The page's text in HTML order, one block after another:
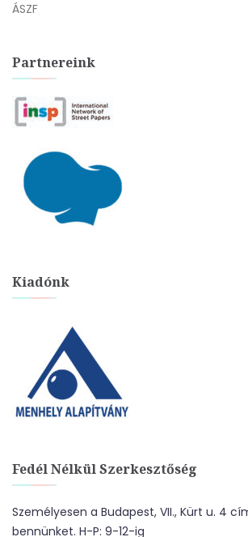
ÁSZF
Partnereink
Kiadónk
Fedél Nélkül Szerkesztőség
Személyesen a Budapest, VII., Kürt u. 4
bennünket. H-P: 9-12-ig